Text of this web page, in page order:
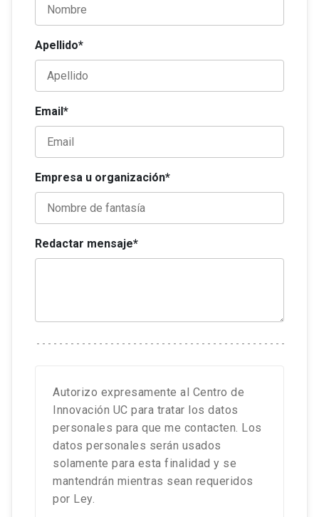
Apellido*
Email*
Empresa u organización*
Redactar mensaje*
Autorizo expresamente al Centro de
Innovación UC para tratar los datos
personales para que me contacten. Los
datos personales serán usados
solamente para esta finalidad y se
mantendrán mientras sean requeridos
por Ley.